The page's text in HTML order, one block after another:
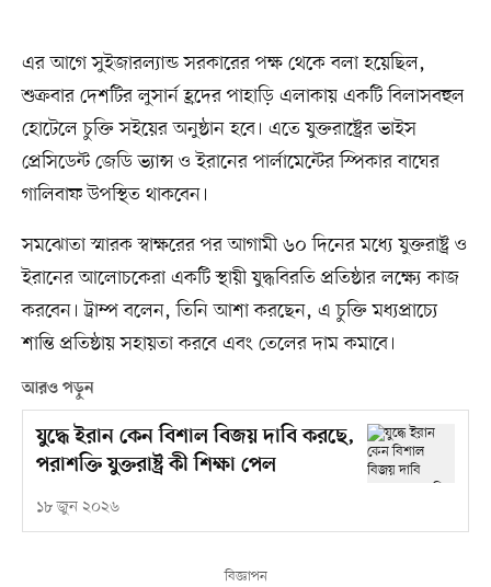
এর আগে সুইজারল্যান্ড সরকারের পক্ষ থেকে বলা হয়েছিল,
শুক্রবার দেশটির লুসার্ন হ্রদের পাহাড়ি এলাকায় একটি বিলাসবহুল
হোটেলে চুক্তি সইয়ের অনুষ্ঠান হবে। এতে যুক্তরাষ্ট্রের ভাইস
প্রেসিডেন্ট জেডি ভ্যান্স ও ইরানের পার্লামেন্টের স্পিকার বাঘের
গালিবাফ উপস্থিত থাকবেন।
সমঝোতা স্মারক স্বাক্ষরের পর আগামী ৬০ দিনের মধ্যে যুক্তরাষ্ট্র ও
ইরানের আলোচকেরা একটি স্থায়ী যুদ্ধবিরতি প্রতিষ্ঠার লক্ষ্যে কাজ
করবেন। ট্রাম্প বলেন, তিনি আশা করছেন, এ চুক্তি মধ্যপ্রাচ্যে
শান্তি প্রতিষ্ঠায় সহায়তা করবে এবং তেলের দাম কমাবে।
আরও পড়ুন
যুদ্ধে ইরান কেন বিশাল বিজয় দাবি করছে,
পরাশক্তি যুক্তরাষ্ট্র কী শিক্ষা পেল
১৮ জুন ২০২৬